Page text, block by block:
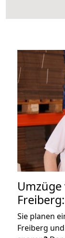
Sie planen
Freiberg